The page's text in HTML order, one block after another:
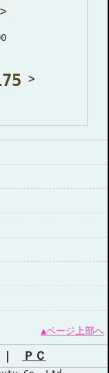
▲ページ上部へ
| ＰＣ